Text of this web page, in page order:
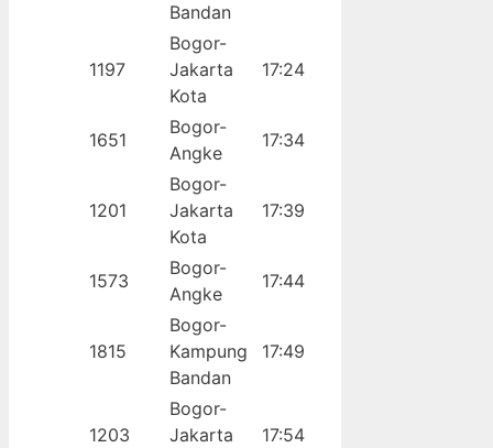
Bandan
1197
Bogor-
Jakarta
Kota
17:24
1651
Bogor-
Angke
17:34
1201
Bogor-
Jakarta
Kota
17:39
1573
Bogor-
Angke
17:44
1815
Bogor-
Kampung
Bandan
17:49
1203
Bogor-
Jakarta
17:54